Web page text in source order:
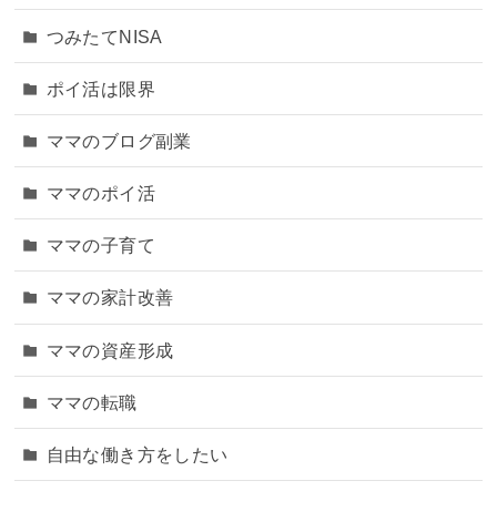
つみたてNISA
ポイ活は限界
ママのブログ副業
ママのポイ活
ママの子育て
ママの家計改善
ママの資産形成
ママの転職
自由な働き方をしたい